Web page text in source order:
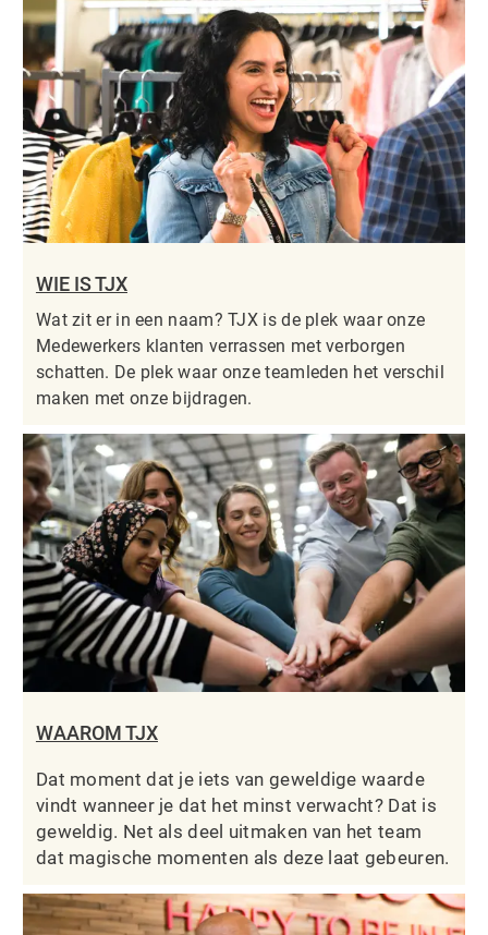
WIE IS TJX
Wat zit er in een naam? TJX is de plek waar onze
Medewerkers klanten verrassen met verborgen
schatten. De plek waar onze teamleden het verschil
maken met onze bijdragen.
WAAROM TJX
Dat moment dat je iets van geweldige waarde
vindt wanneer je dat het minst verwacht? Dat is
geweldig. Net als deel uitmaken van het team
dat magische momenten als deze laat gebeuren.